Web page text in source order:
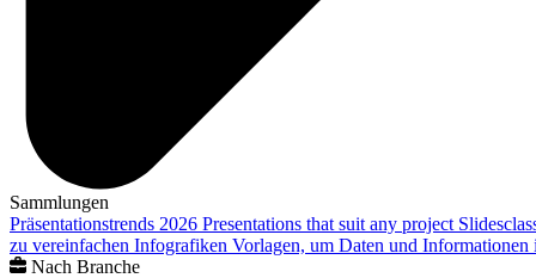
Sammlungen
Präsentationstrends 2026 Presentations that suit any project
zu vereinfachen Infografiken Vorlagen, um Daten und
Nach Branche